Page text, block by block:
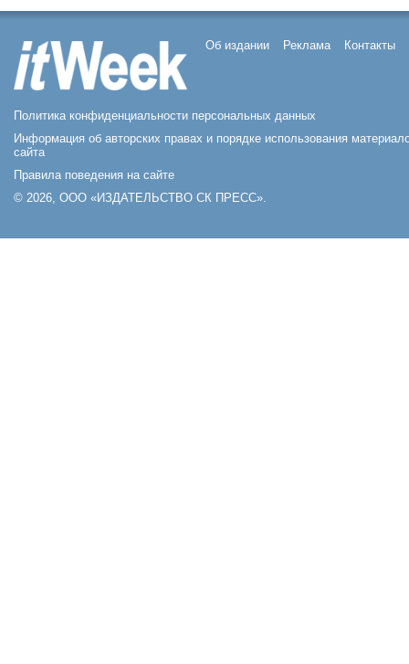
Об издании Реклама Контакты
Политика конфиденциальности персональных данных
Информация об авторских правах и порядке использования
сайта
Правила поведения на сайте
© 2026, ООО «ИЗДАТЕЛЬСТВО СК ПРЕСС».